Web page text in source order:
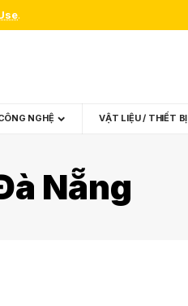
.
NGHỆ VẬT LIỆU / THIẾT BỊ
Nẵng